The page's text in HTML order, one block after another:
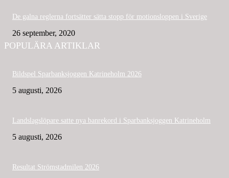
De galna reglerna fortsätter sätta stopp för motionsloppen i Sverige
26 september, 2020
POPULÄRA ARTIKLAR
Bildspel Sparbanksjoggen Katrineholm 2026
5 augusti, 2026
Landslagslöpare satte nya banrekord i Sparbanksjoggen Katrineholm
5 augusti, 2026
Resultat Strömstadmilen 2026